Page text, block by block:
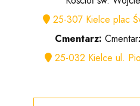
25-307 Kielce plac
Cmentarz:
25-032 Kielce ul.